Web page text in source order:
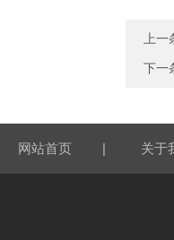
上
下一
网站首页 | 关于